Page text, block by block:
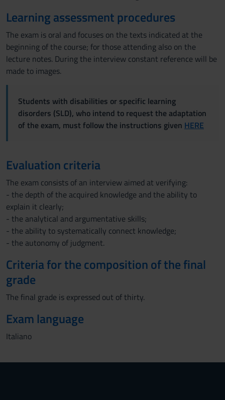
Learning assessment procedures
The exam is oral and focuses on the texts indicated at the
beginning of the course; for those attending also on the
lecture notes. During the interview constant reference will be
made to images.
Students with disabilities or specific learning
disorders (SLD), who intend to request the adaptation
of the exam, must follow the instructions given HERE
Evaluation criteria
The exam consists of an interview aimed at verifying:
- the depth of the acquired knowledge and the ability to
explain it clearly;
- the analytical and argumentative skills;
- the ability to systematically connect knowledge;
- the autonomy of judgment.
Criteria for the composition of the final
grade
The final grade is expressed out of thirty.
Exam language
Italiano